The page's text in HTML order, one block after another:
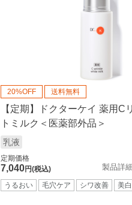
20%OFF 送料無料
【定期】ドクターケイ 薬用C
トミルク＜医薬部外品＞
乳液
定期価格
7,040円(税込) 製品詳
うるおい 毛穴ケア シワ改善 美白